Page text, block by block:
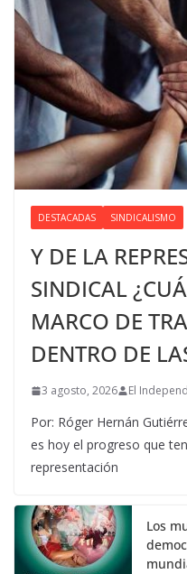
DESTACADAS SINDICALISMO
Y DE LA
SINDICAL
MARCO DE
DENTRO DE
3 agosto, 2026 El
Por: Róger Hernán
es hoy el progreso que
representación
Los